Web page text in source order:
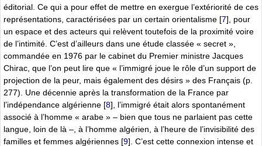
éditorial. Ce qui a pour effet de mettre en exergue l’extériorité de ces
représentations, caractérisées par un certain orientalisme [7] , pour
un espace et des acteurs qui relèvent toutefois de la proximité voire
de l’intimité. C’est d’ailleurs dans une étude classée « secret »,
commandée en 1976 par le cabinet du Premier ministre Jacques
Chirac, que l’on peut lire que « l’immigré joue le rôle d’un support de
projection de la peur, mais également des désirs » des Français (p.
277). Une décennie après la transformation de la France par
l’indépendance algérienne [8] , l’immigré était alors spontanément
associé à l’homme « arabe » – bien que tous ne parlaient pas cette
langue, loin de là –, à l’homme algérien, à l’heure de l’invisibilité des
familles et femmes algériennes [9] . C’est cette connexion intense et